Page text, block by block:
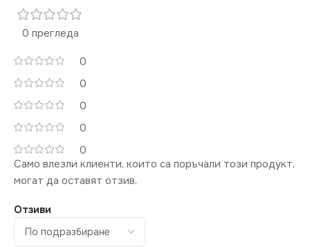
0 прегледа
0
0
0
0
0
Отзиви
Само влезли клиенти, които са поръчали този продукт,
могат да оставят отзив.